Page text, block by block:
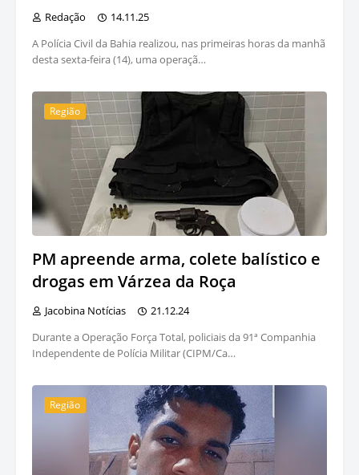
Redação
14.11.25
A Polícia Civil da Bahia realizou, nas primeiras horas da manhã
desta sexta-feira (14), uma operaçã…
Região
PM apreende arma, colete balístico e
drogas em Várzea da Roça
Jacobina Notícias
21.12.24
Durante a Operação Força Total, policiais da 91ª Companhia
Independente de Polícia Militar (CIPM/Ca…
Região